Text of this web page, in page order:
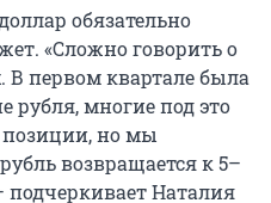
обязательно
«Сложно говорить о
первом квартале была
рубля, многие под это
но мы
возвращается к 5–
Наталия